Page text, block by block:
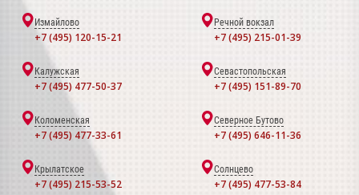
Измайлово
+7 (495) 120-15-21
Речной вокзал
+7 (495) 215-01-39
Калужская
+7 (495) 477-50-37
Севастопольская
+7 (495) 151-89-70
Коломенская
+7 (495) 477-33-61
Северное Бутово
+7 (495) 646-11-36
Крылатское
+7 (495) 215-53-52
Солнцево
+7 (495) 477-53-84